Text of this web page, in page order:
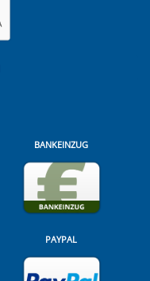
BANKEINZUG
PAYPAL